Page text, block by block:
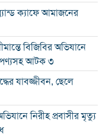
ক্যাফে আমাজনের
বিজিবির অভিযানে
পণ্যসহ আটক ৩
যাবজ্জীবন, ছেলে
নিরীহ প্রবাসীর মৃত্যু